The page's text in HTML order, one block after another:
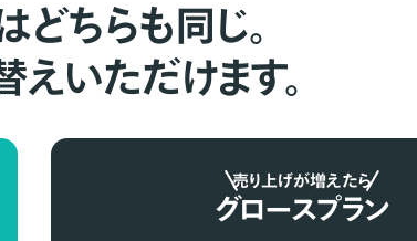
ちらも同じ。
いただけます。
売り上げが増えたら
グロースプラン